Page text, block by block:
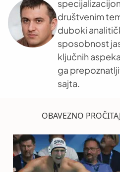
društvenim
duboki
sposobnost
ključnih
ga
sajta.
OBAVEZNO